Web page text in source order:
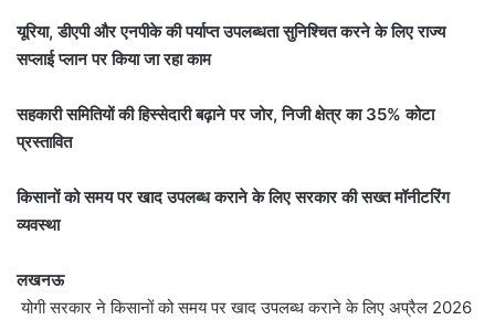
यूरिया, डीएपी और एनपीके की पर्याप्त उपलब्धता सुनिश्चित करने के लिए राज्य
सप्लाई प्लान पर किया जा रहा काम
सहकारी समितियों की हिस्सेदारी बढ़ाने पर जोर, निजी क्षेत्र का 35% कोटा
प्रस्तावित
किसानों को समय पर खाद उपलब्ध कराने के लिए सरकार की सख्त मॉनीटरिंग
व्यवस्था
लखनऊ
योगी सरकार ने किसानों को समय पर खाद उपलब्ध कराने के लिए अप्रैल 2026